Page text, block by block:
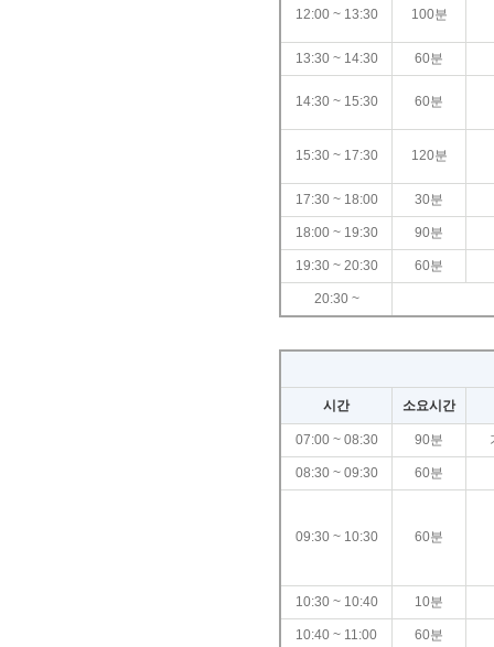
12:00 ~ 13:30 100분
13:30 ~ 14:30 60분
14:30 ~ 15:30 60분
15:30 ~ 17:30 120분
17:30 ~ 18:00 30분
18:00 ~ 19:30 90분
19:30 ~ 20:30 60분
20:30 ~
시간 소요시간
07:00 ~ 08:30 90분
08:30 ~ 09:30 60분
09:30 ~ 10:30 60분
10:30 ~ 10:40 10분
10:40 ~ 11:00 60분